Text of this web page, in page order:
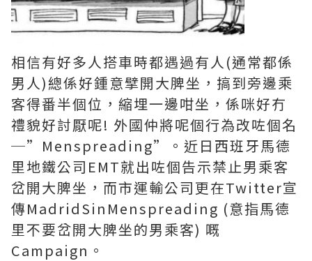
相信有好多人搭車時都遇過有人(通常都係
男人)總係好鍾意擘開大脾坐，搞到旁邊乘
客得番半個位，縮埋一邊咁坐，係咪好冇
禮貌好討厭呢! 外國仲將呢個行為改咗個名
─”Menspreading”。近日西班牙馬德
里地鐵公司EMT就出咗個告示禁止男乘客
岔開大脾坐，而市運輸公司更在Twitter宣
傳MadridSinMenspreading (意指馬德
里不要岔開大脾坐的男乘客) 嘅
Campaign。